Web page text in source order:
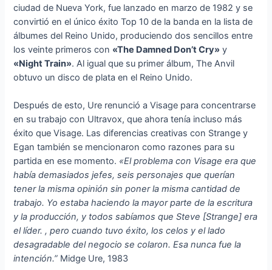
ciudad de Nueva York, fue lanzado en marzo de 1982 y se
convirtió en el único éxito Top 10 de la banda en la lista de
álbumes del Reino Unido, produciendo dos sencillos entre
los veinte primeros con «The Damned Don’t Cry» y
«Night Train». Al igual que su primer álbum, The Anvil
obtuvo un disco de plata en el Reino Unido.
Después de esto, Ure renunció a Visage para concentrarse
en su trabajo con Ultravox, que ahora tenía incluso más
éxito que Visage. Las diferencias creativas con Strange y
Egan también se mencionaron como razones para su
partida en ese momento. «El problema con Visage era que
había demasiados jefes, seis personajes que querían
tener la misma opinión sin poner la misma cantidad de
trabajo. Yo estaba haciendo la mayor parte de la escritura
y la producción, y todos sabíamos que Steve [Strange] era
el líder. , pero cuando tuvo éxito, los celos y el lado
desagradable del negocio se colaron. Esa nunca fue la
intención.” Midge Ure, 1983